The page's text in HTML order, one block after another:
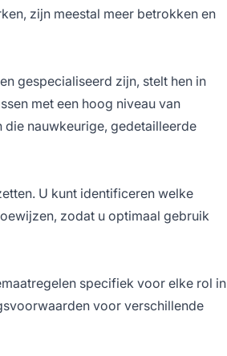
zijn meestal meer betrokken en
gespecialiseerd zijn, stelt hen in
met een hoog niveau van
nauwkeurige, gedetailleerde
U kunt identificeren welke
zodat u optimaal gebruik
specifiek voor elke rol in
voor verschillende